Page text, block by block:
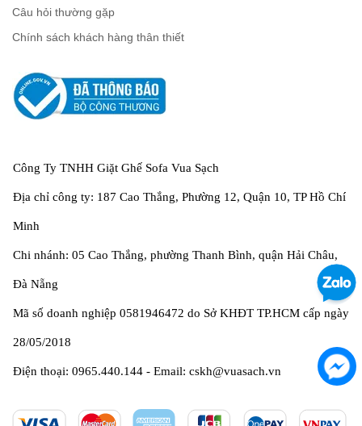
Câu hỏi thường gặp
Chính sách khách hàng thân thiết
Công Ty TNHH Giặt Ghế Sofa Vua Sạch
Địa chỉ công ty: 187 Cao Thắng, Phường 12, Quận 10, TP Hồ Chí
Minh
Chi nhánh: 05 Cao Thắng, phường Thanh Bình, quận Hải Châu,
Đà Nẵng
Mã số doanh nghiệp 0581946472 do Sở KHĐT TP.HCM cấp ngày
28/05/2018
Điện thoại: 0965.440.144 - Email: cskh@vuasach.vn